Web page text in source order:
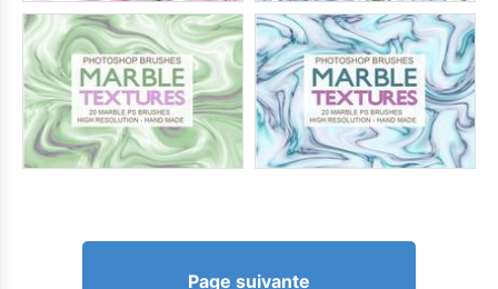
Page suivante